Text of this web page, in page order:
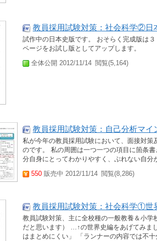
教員採用試験対策：社会科学②日
試作中の日本史版です。 おそらく完成版は
ページをお試し版としてアップします。
全体公開 2012/11/14 閲覧(5,164)
教員採用試験対策：自己分析マ
私が今年の教員採用試験において、面接対
のです。 私の周囲は一つ一つの項目に箇条
分自身にとってわかりやすく、ぶれない自
550 販売中 2012/11/14 閲覧(8,286)
教員採用試験対策：社会科学①世
教員試験対策、主に全校種の一般教養＆小
だと思います） …↑の世界史編をあげてみま
はまとめにくい」 「ランナーの内容では不